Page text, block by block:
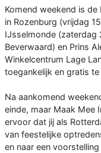
Komend weekend is
in Rozenburg (vrijdag
IJsselmonde (zaterdag
Beverwaard) en Prins
Winkelcentrum Lage
toegankelijk en gratis
Na aankomend
einde, maar Maak Mee
ervoor dat jij als
van feestelijke
en naar een